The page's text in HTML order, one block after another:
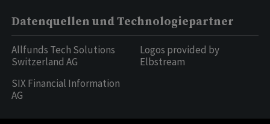
Datenquellen und Technologiepartner
Allfunds Tech Solutions
Switzerland AG
SIX Financial Information
AG
Logos provided by
Elbstream